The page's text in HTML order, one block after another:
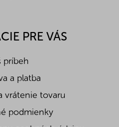
PRE VÁS
príbeh
a platba
vrátenie tovaru
podmienky